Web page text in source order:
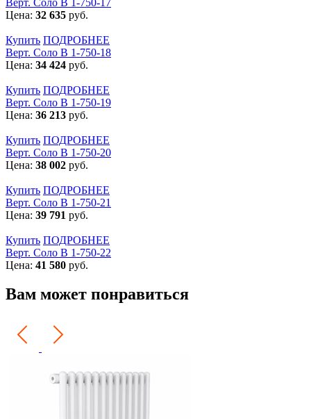
Цена: 32 635 руб.
Купить ПОДРОБНЕЕ
Верт. Соло В 1-750-18
Цена: 34 424 руб.
Купить ПОДРОБНЕЕ
Верт. Соло В 1-750-19
Цена: 36 213 руб.
Купить ПОДРОБНЕЕ
Верт. Соло В 1-750-20
Цена: 38 002 руб.
Купить ПОДРОБНЕЕ
Верт. Соло В 1-750-21
Цена: 39 791 руб.
Купить ПОДРОБНЕЕ
Верт. Соло В 1-750-22
Цена: 41 580 руб.
Вам может понравиться